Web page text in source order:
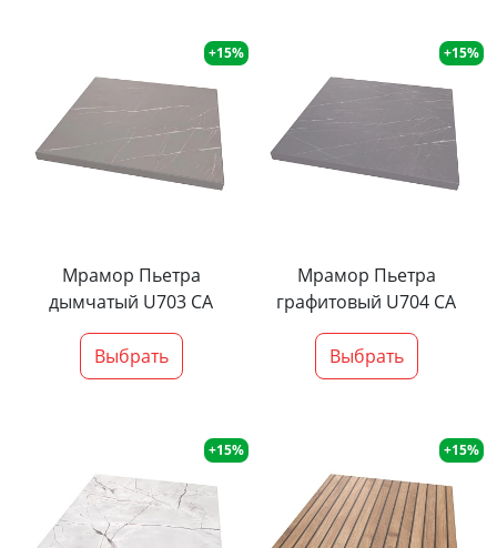
+15%
Мрамор Пьетра
дымчатый U703 CA
Выбрать
+15%
Мрамор Пьетра
графитовый U704 CA
Выбрать
+15% +15%